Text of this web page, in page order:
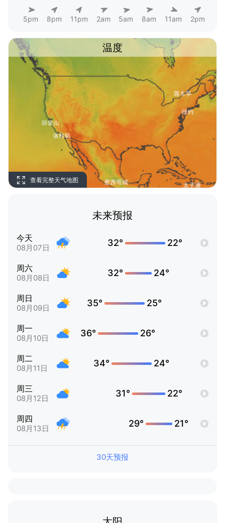
5pm 8pm 11pm 2am 5am 8am 11am 2pm
温度
查看完整天气地图
未来预报
今天
08月07日 32° 22°
周六
08月08日 32° 24°
周日
08月09日 35° 25°
周一
08月10日 36° 26°
周二
08月11日 34° 24°
周三
08月12日 31° 22°
周四
08月13日 29° 21°
30天预报